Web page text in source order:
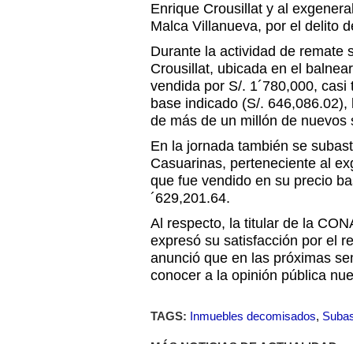
Enrique Crousillat y al
Malca Villanueva, por el delito
Durante la actividad de remate
Crousillat, ubicada en el
vendida por S/. 1´780,000,
base indicado (S/.
de más de un millón de
En la jornada también se
Casuarinas, perteneciente al
que fue vendido en su precio
´629,201.64.
Al respecto, la titular de la
expresó su satisfacción por el
anunció que en las próximas
conocer a la opinión pública
TAGS: Inmuebles decomisados,